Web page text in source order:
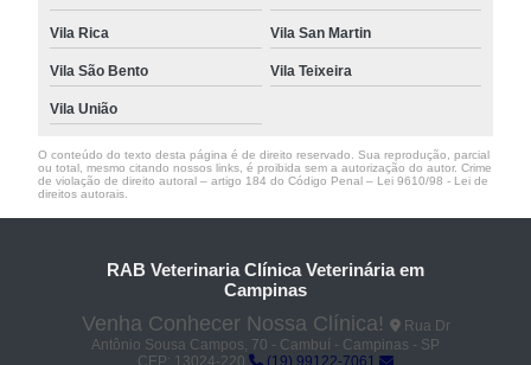
Vila Rica Vila San Martin
Vila São Bento Vila Teixeira
Vila União
O conteúdo do texto desta página é de direito reservado. Sua reprodução, parcial
ou total, mesmo citando nossos links, é proibida sem a autorização do autor. Crime
de violação de direito autoral – artigo 184 do Código Penal – Lei 9610/98 - Lei de
direitos autorais
RAB Veterinaria Clínica Veterinária em
Campinas
Venha Conhecer Nossa Clínica!
Rua Dr
Antônio Sousa Campos, 70 - Cambuí - Campinas - SP
CEP: 13024-220
(19) 99122-7061